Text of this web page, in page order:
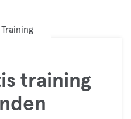
training